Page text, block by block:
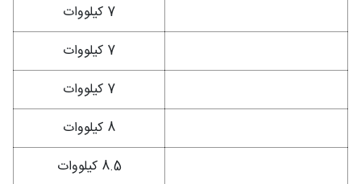
7 کیلووات
7 کیلووات
7 کیلووات
8 کیلووات
8.5 کیلووات